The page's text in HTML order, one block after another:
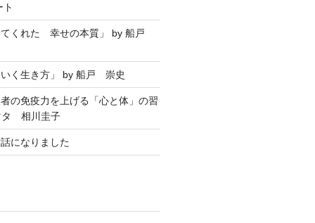
てくれた 幸せの本質」 by 船戸
く生き方」 by 船戸 崇史
の免疫力を上げる「心と体」の習
相川圭子
になりました